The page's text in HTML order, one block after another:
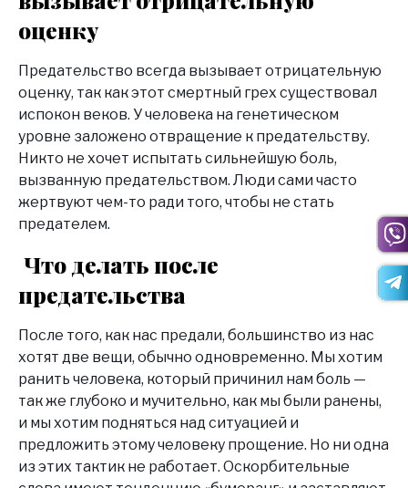
оценку
Предательство всегда вызывает отрицательную
оценку, так как этот смертный грех существовал
испокон веков. У человека на генетическом
уровне заложено отвращение к предательству.
Никто не хочет испытать сильнейшую боль,
вызванную предательством. Люди сами часто
жертвуют чем-то ради того, чтобы не стать
предателем.
Что делать после
предательства
После того, как нас предали, большинство из нас
хотят две вещи, обычно одновременно. Мы хотим
ранить человека, который причинил нам боль —
так же глубоко и мучительно, как мы были ранены,
и мы хотим подняться над ситуацией и
предложить этому человеку прощение. Но ни одна
из этих тактик не работает. Оскорбительные